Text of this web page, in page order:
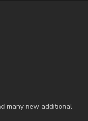
many new additional